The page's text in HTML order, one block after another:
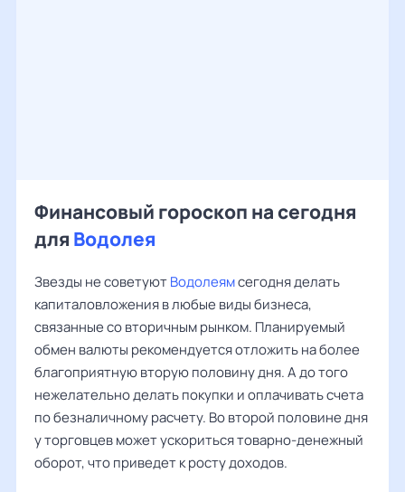
Финансовый гороскоп на сегодня
для Водолея
Звезды не советуютВодолеямсегодня делать
капиталовложения в любые виды бизнеса,
связанные со вторичным рынком. Планируемый
обмен валюты рекомендуется отложить на более
благоприятную вторую половину дня. А до того
нежелательно делать покупки и оплачивать счета
по безналичному расчету. Во второй половине дня
у торговцев может ускориться товарно-денежный
оборот, что приведет к росту доходов.